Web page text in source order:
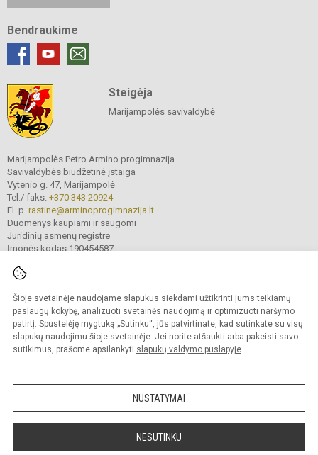
Šioje svetainėje naudojame slapukus siekdami užtikrinti jums teikiamų
paslaugų kokybę, analizuoti svetainės naudojimą ir optimizuoti naršymo
patirtį. Spustelėję mygtuką „Sutinku“, jūs patvirtinate, kad sutinkate su visų
slapukų naudojimu šioje svetainėje. Jei norite atšaukti arba pakeisti savo
sutikimus, prašome apsilankyti slapukų valdymo puslapyje.
NUSTATYMAI
NESUTINKU
Bendraukime
Steigėja
Marijampolės savivaldybė
Marijampolės Petro Armino progimnazija
Savivaldybės biudžetinė įstaiga
Vytenio g. 47, Marijampolė
Tel./ faks. +370 343 20924
El. p. rastine@arminoprogimnazija.lt
Duomenys kaupiami ir saugomi
Juridinių asmenų registre
Įmonės kodas 190454587
© 2026. Marijampolės Petro Armino progimnazija. Visos teisės saugomos.
Kopijuoti turinį be raštiško įstaigos administracijos sutikimo griežtai draudžiama.
Prieinamumo paraiška Slapukų valdymas
Sumanus būdas atnaujinti